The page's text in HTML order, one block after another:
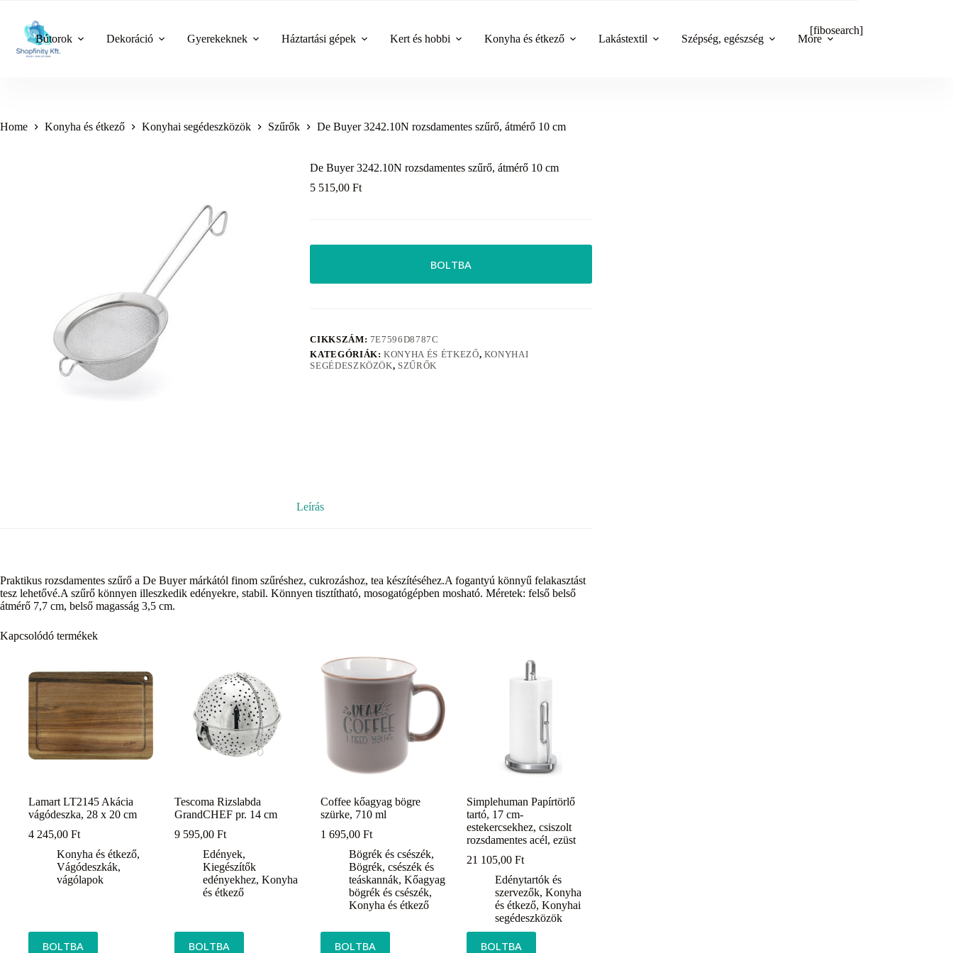
content
Bútorok Dekoráció Gyerekeknek Háztartási gépek Kert és hobbi Konyha és étkező Lakástextil Szépség, egészség More
[fibosearch]
Home Konyha és étkező Konyhai segédeszközök Szűrők De Buyer 3242.10N rozsdamentes szűrő, átmérő 10 cm
De Buyer 3242.10N rozsdamentes szűrő, átmérő 10 cm
5 515,00Ft
BOLTBA
CIKKSZÁM: 7E7596D8787C
KATEGÓRIÁK:KONYHA ÉS ÉTKEZŐ, KONYHAI
SEGÉDESZKÖZÖK, SZŰRŐK
Leírás
Praktikus rozsdamentes szűrő a De Buyer márkától finom szűréshez, cukrozáshoz, tea készítéséhez.A fogantyú könnyű felakasztást
tesz lehetővé.A szűrő könnyen illeszkedik edényekre, stabil. Könnyen tisztítható, mosogatógépben mosható. Méretek: felső belső
átmérő 7,7 cm, belső magasság 3,5 cm.
Kapcsolódó termékek
Lamart LT2145 Akácia
vágódeszka, 28 x 20 cm
4 245,00 Ft
Konyha és étkező,
Vágódeszkák,
vágólapok
BOLTBA
Tescoma Rizslabda
GrandCHEF pr. 14 cm
9 595,00Ft
Edények,
Kiegészítők
edényekhez,Konyha
és étkező
BOLTBA
Coffee kőagyag bögre
szürke, 710 ml
1 695,00Ft
Bögrék és csészék,
Bögrék, csészék és
teáskannák,Kőagyag
bögrék és csészék,
Konyha és étkező
BOLTBA
Simplehuman Papírtörlő
tartó, 17 cm-
estekercsekhez, csiszolt
rozsdamentes acél, ezüst
21 105,00Ft
Edénytartók és
szervezők,Konyha
és étkező,Konyhai
segédeszközök
BOLTBA